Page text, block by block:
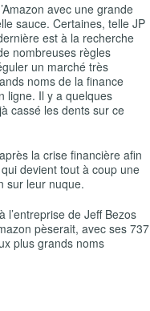
avec une grande
sauce. Certaines, telle JP
est à la recherche
nombreuses règles
un marché très
noms de la finance
ligne. Il y a quelques
cassé les dents sur ce
la crise financière afin
devient tout à coup une
sur leur nuque.
de Jeff Bezos
pèserait, avec ses 737
plus grands noms